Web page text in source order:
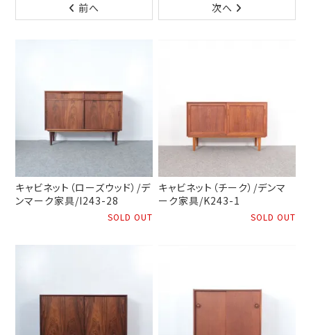
前へ 次へ
キャビネット（ローズウッド）/デ
ンマーク家具/I243-28
SOLD OUT
キャビネット（チーク）/デンマ
ーク家具/K243-1
SOLD OUT